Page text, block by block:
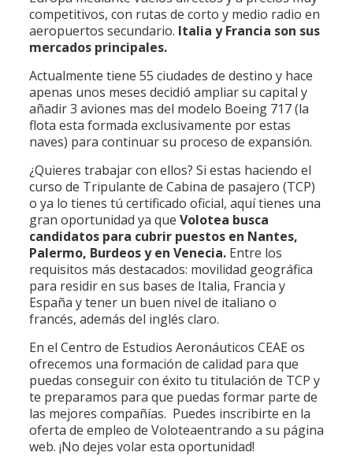
competitivos, con rutas de corto y medio radio en
aeropuertos secundario. Italia y Francia son sus
mercados principales.
Actualmente tiene 55 ciudades de destino y hace
apenas unos meses decidió ampliar su capital y
añadir 3 aviones mas del modelo Boeing 717 (la
flota esta formada exclusivamente por estas
naves) para continuar su proceso de expansión.
¿Quieres trabajar con ellos? Si estas haciendo el
curso de Tripulante de Cabina de pasajero (TCP)
o ya lo tienes tú certificado oficial, aquí tienes una
gran oportunidad ya que Volotea busca
candidatos para cubrir puestos en Nantes,
Palermo, Burdeos y en Venecia.Entre los
requisitos más destacados: movilidad geográfica
para residir en sus bases de Italia, Francia y
España y tener un buen nivel de italiano o
francés, además del inglés claro.
En el Centro de Estudios Aeronáuticos CEAE os
ofrecemos una formación de calidad para que
puedas conseguir con éxito tu titulación de TCP y
te preparamos para que puedas formar parte de
las mejores compañías. Puedes inscribirte en la
oferta de empleo de Voloteaentrando a su página
web. ¡No dejes volar esta oportunidad!